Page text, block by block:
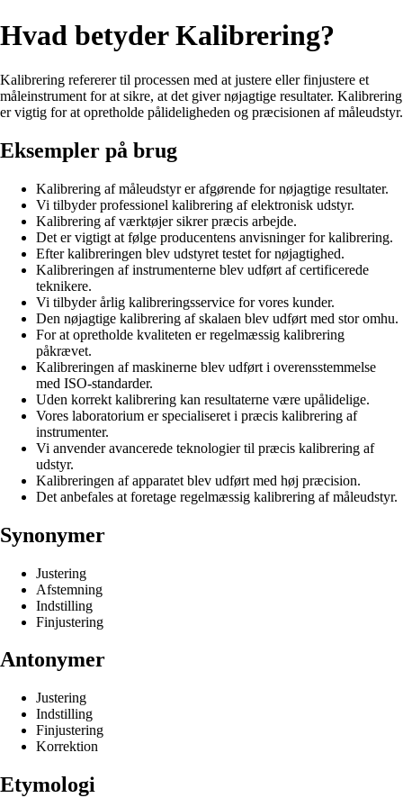
Hvad betyder Kalibrering?
Kalibrering refererer til processen med at justere eller finjustere et
måleinstrument for at sikre, at det giver nøjagtige resultater. Kalibrering
er vigtig for at opretholde pålideligheden og præcisionen af måleudstyr.
Eksempler på brug
Kalibrering af måleudstyr er afgørende for nøjagtige resultater.
Vi tilbyder professionel kalibrering af elektronisk udstyr.
Kalibrering af værktøjer sikrer præcis arbejde.
Det er vigtigt at følge producentens anvisninger for kalibrering.
Efter kalibreringen blev udstyret testet for nøjagtighed.
Kalibreringen af instrumenterne blev udført af certificerede
teknikere.
Vi tilbyder årlig kalibreringsservice for vores kunder.
Den nøjagtige kalibrering af skalaen blev udført med stor omhu.
For at opretholde kvaliteten er regelmæssig kalibrering
påkrævet.
Kalibreringen af maskinerne blev udført i overensstemmelse
med ISO-standarder.
Uden korrekt kalibrering kan resultaterne være upålidelige.
Vores laboratorium er specialiseret i præcis kalibrering af
instrumenter.
Vi anvender avancerede teknologier til præcis kalibrering af
udstyr.
Kalibreringen af apparatet blev udført med høj præcision.
Det anbefales at foretage regelmæssig kalibrering af måleudstyr.
Synonymer
Justering
Afstemning
Indstilling
Finjustering
Antonymer
Justering
Indstilling
Finjustering
Korrektion
Etymologi